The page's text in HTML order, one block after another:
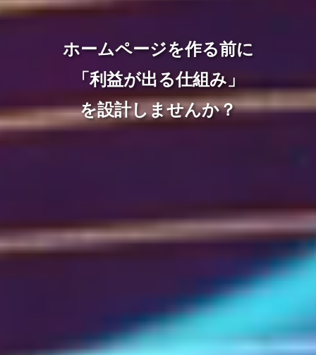
ホームページを作る前に
「利益が出る仕組み」
を設計しませんか？